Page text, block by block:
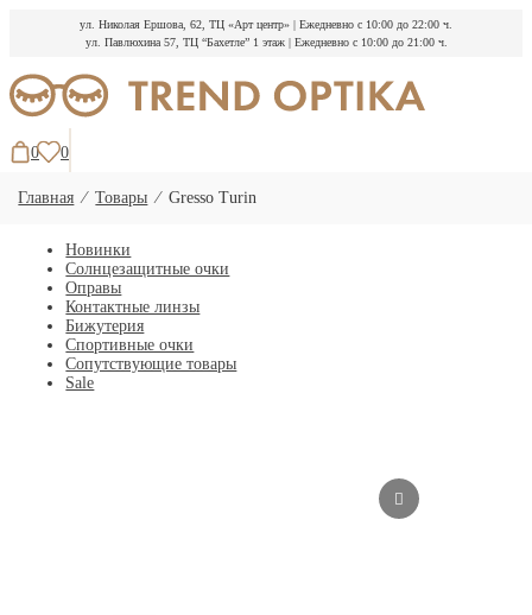
ул. Николая Ершова, 62, ТЦ «Арт центр» | Ежедневно с 10:00 до 22:00 ч.
ул. Павлюхина 57, ТЦ “Бахетле” 1 этаж | Ежедневно с 10:00 до 21:00 ч.
к
содержимому
0 0
Главная ⁄Товары ⁄Gresso Turin
Новинки
Солнцезащитные очки
Оправы
Контактные линзы
Бижутерия
Спортивные очки
Сопутствующие товары
Sale